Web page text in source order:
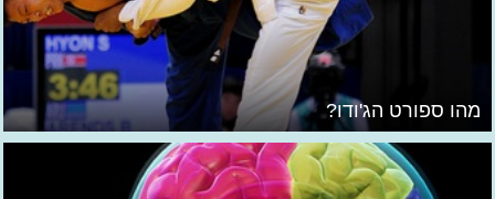
מהו ספורט הג'ודו?